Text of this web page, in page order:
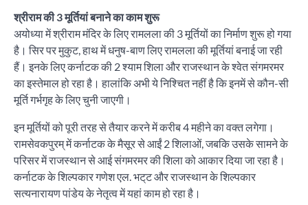
श्रीराम की 3 मूर्तियां बनाने का काम शुरू
अयोध्या में श्रीराम मंदिर के लिए रामलला की 3 मूर्तियों का निर्माण शुरू हो गया
है। सिर पर मुकुट, हाथ में धनुष-बाण लिए रामलला की मूर्तियां बनाई जा रही
हैं। इनके लिए कर्नाटक की 2 श्याम शिला और राजस्थान के श्वेत संगमरमर
का इस्तेमाल हो रहा है। हालांकि अभी ये निश्चित नहीं है कि इनमें से कौन-सी
मूर्ति गर्भगृह के लिए चुनी जाएगी।
इन मूर्तियों को पूरी तरह से तैयार करने में करीब 4 महीने का वक्त लगेगा।
रामसेवकपुरम् में कर्नाटक के मैसूर से आईं 2 शिलाओं, जबकि उसके सामने के
परिसर में राजस्थान से आई संगमरमर की शिला को आकार दिया जा रहा है।
कर्नाटक के शिल्पकार गणेश एल. भट्‌ट और राजस्थान के शिल्पकार
सत्यनारायण पांडेय के नेतृत्व में यहां काम हो रहा है।